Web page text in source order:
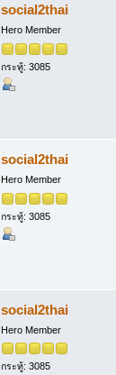
social2thai
Hero Member
กระทู้: 3085
social2thai
Hero Member
กระทู้: 3085
social2thai
Hero Member
กระทู้: 3085